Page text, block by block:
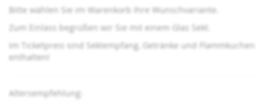
Bitte wählen Sie im Warenkorb Ihre Wunschvariante.
Zum Einlass begrüßen wir Sie mit einem Glas Sekt.
Im Ticketpreis sind Sektempfang, Getränke und Flammkuchen
enthalten!
Altersempfehlung: